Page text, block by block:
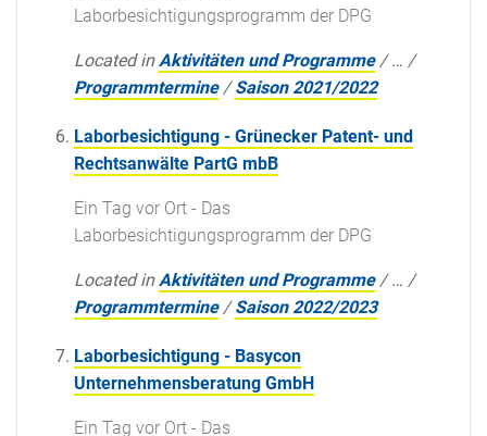
Laborbesichtigungsprogramm der DPG
Located in Aktivitäten und Programme /… /
Programmtermine /Saison 2021/2022
Laborbesichtigung - Grünecker Patent- und
Rechtsanwälte PartG mbB
Ein Tag vor Ort - Das
Laborbesichtigungsprogramm der DPG
Located in Aktivitäten und Programme /… /
Programmtermine /Saison 2022/2023
Laborbesichtigung - Basycon
Unternehmensberatung GmbH
Ein Tag vor Ort - Das